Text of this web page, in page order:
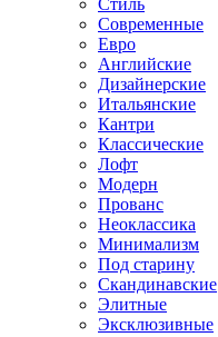
Стиль
Современные
Евро
Английские
Дизайнерские
Итальянские
Кантри
Классические
Лофт
Модерн
Прованс
Неоклассика
Минимализм
Под старину
Скандинавские
Элитные
Эксклюзивные